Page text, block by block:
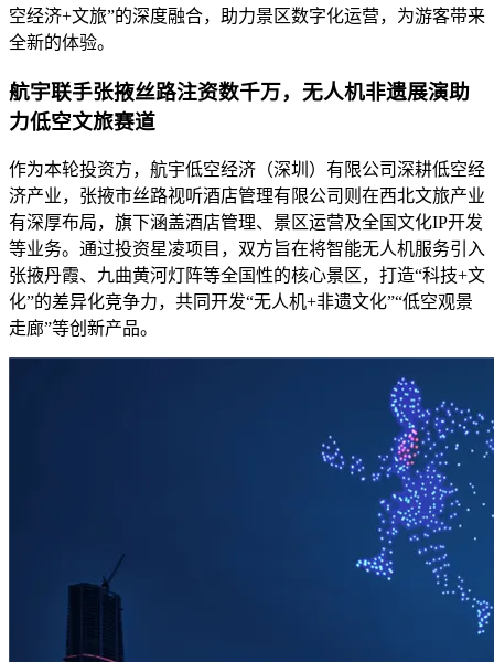
空经济+文旅”的深度融合，助力景区数字化运营，为游客带来
全新的体验。
航宇联手张掖丝路注资数千万，无人机非遗展演助
力低空文旅赛道
作为本轮投资方，航宇低空经济（深圳）有限公司深耕低空经
济产业，张掖市丝路视听酒店管理有限公司则在西北文旅产业
有深厚布局，旗下涵盖酒店管理、景区运营及全国文化IP开发
等业务。通过投资星凌项目，双方旨在将智能无人机服务引入
张掖丹霞、九曲黄河灯阵等全国性的核心景区，打造“科技+文
化”的差异化竞争力，共同开发“无人机+非遗文化”“低空观景
走廊”等创新产品。